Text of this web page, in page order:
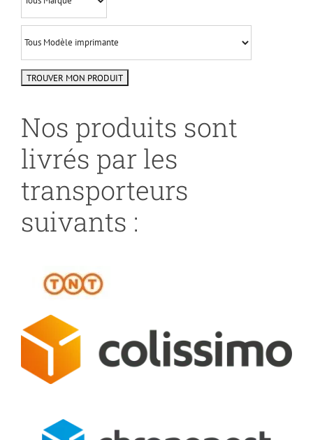
Nos produits sont
livrés par les
transporteurs
suivants :